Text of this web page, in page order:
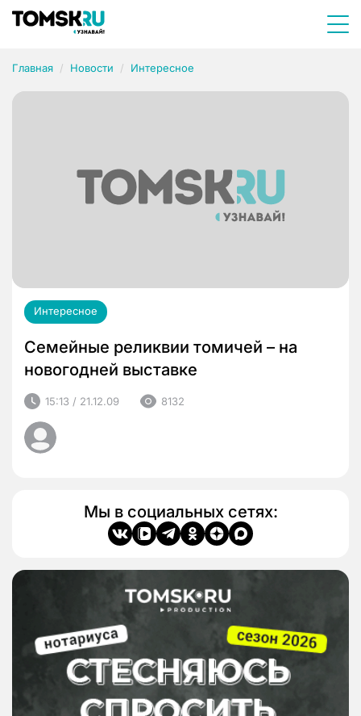
Главная Новости Интересное
Интересное
Семейные реликвии томичей – на
новогодней выставке
15:13 / 21.12.09 8132
Мы в социальных сетях: